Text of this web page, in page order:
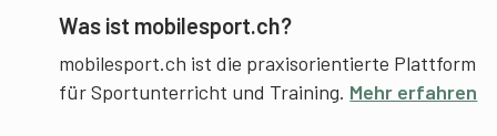
Was ist mobilesport.ch?
mobilesport.ch ist die praxisorientierte Plattform
für Sportunterricht und Training. Mehr erfahren